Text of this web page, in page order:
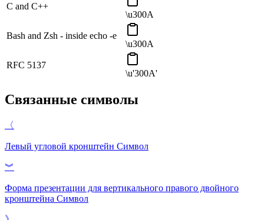
C and C++
\u300A
Bash and Zsh - inside echo -e
\u300A
RFC 5137
\u'300A'
Связанные символы
〈
Левый угловой кронштейн Символ
︾
Форма презентации для вертикального правого двойного
кронштейна Символ